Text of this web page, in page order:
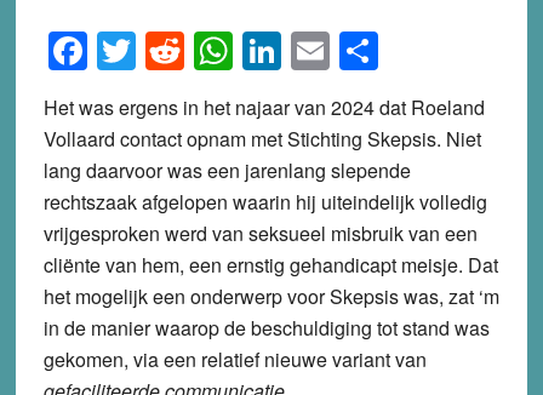
Facebook
Twitter
Reddit
WhatsApp
LinkedIn
EmailShare
Het was ergens in het najaar van 2024 dat Roeland
Vollaard contact opnam met Stichting Skepsis. Niet
lang daarvoor was een jarenlang slepende
rechtszaak afgelopen waarin hij uiteindelijk volledig
vrijgesproken werd van seksueel misbruik van een
cliënte van hem, een ernstig gehandicapt meisje. Dat
het mogelijk een onderwerp voor Skepsis was, zat ‘m
in de manier waarop de beschuldiging tot stand was
gekomen, via een relatief nieuwe variant van